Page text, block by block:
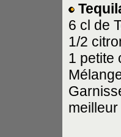
6 cl de
1/2
1 petite
meilleur